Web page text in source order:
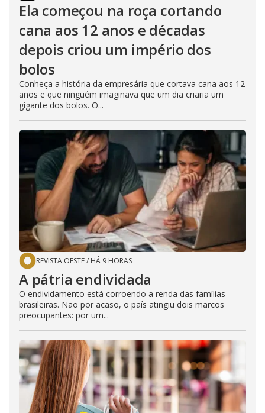
Ela começou na roça cortando
cana aos 12 anos e décadas
depois criou um império dos
bolos
Conheça a história da empresária que cortava cana aos 12
anos e que ninguém imaginava que um dia criaria um
gigante dos bolos. O...
REVISTA OESTE/ HÁ 9 HORAS
A pátria endividada
O endividamento está corroendo a renda das famílias
brasileiras. Não por acaso, o país atingiu dois marcos
preocupantes: por um...